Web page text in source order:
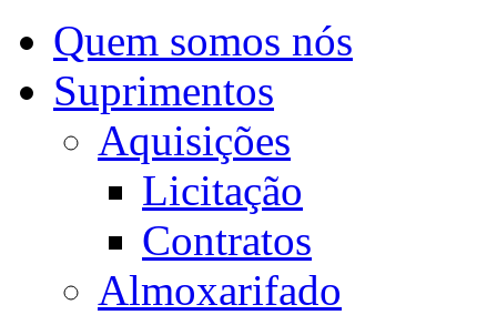
Quem somos nós
Suprimentos
Aquisições
Licitação
Contratos
Almoxarifado